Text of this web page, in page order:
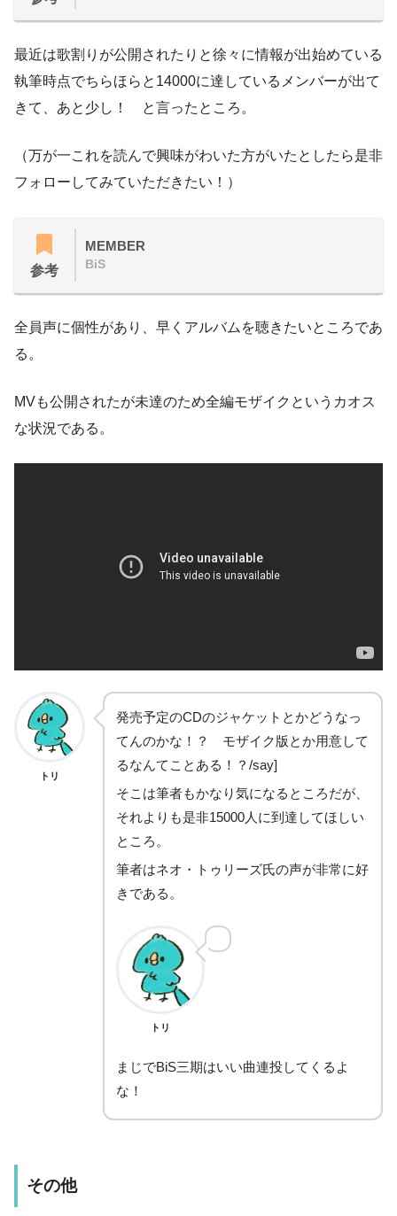
最近は歌割りが公開されたりと徐々に情報が出始めている
執筆時点でちらほらと 14000に達しているメンバーが出て
きて、あと少し！ と言ったところ。
（万が一これを読んで興味がわいた方がいたとしたら是非
フォローしてみていただきたい！）
参考
MEMBER
BiS
全員声に個性があり、早くアルバムを聴きたいところであ
る。
MVも公開されたが未達のため全編モザイクというカオス
な状況である。
トリ
発売予定のCDのジャケットとかどうなっ
てんのかな ！？ モザイク版とか用意して
るなんてことある！？/say]
そこは筆者もかなり気になるところだが、
それよりも是非15000人に到達してほしい
ところ。
筆者はネオ・トゥリーズ氏の声が非常に好
きである。
トリ
まじでBiS三期はいい曲連投してくるよ
な！
その他